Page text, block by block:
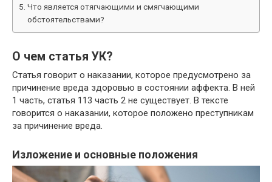
Что является отягчающими и смягчающими
обстоятельствами?
О чем статья УК?
Статья говорит о наказании, которое предусмотрено за
причинение вреда здоровью в состоянии аффекта. В ней
1 часть, статья 113 часть 2 не существует. В тексте
говорится о наказании, которое положено преступникам
за причинение вреда.
Изложение и основные положения